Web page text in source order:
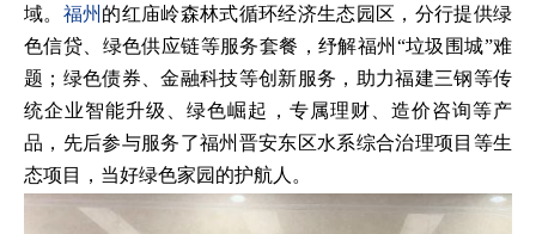
域。 福州 的红庙岭森林式循环经济生态园区，分行提供绿
色信贷、绿色供应链等服务套餐，纾解福州“垃圾围城”难
题；绿色债券、金融科技等创新服务，助力福建三钢等传
统企业智能升级、绿色崛起，专属理财、造价咨询等产
品，先后参与服务了福州晋安东区水系综合治理项目等生
态项目，当好绿色家园的护航人。